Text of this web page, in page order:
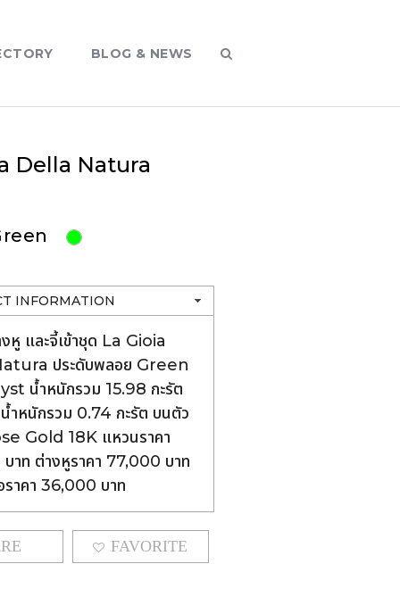
BLOG & NEWS
Della Natura
INFORMATION
หู และจี้เข้าชุด La Gioia
ประดับพลอย Green
น้ำหนักรวม 15.98 กะรัต
ำหนักรวม 0.74 กะรัต บนตัว
Gold 18K แหวนราคา
าท ต่างหูราคา 77,000 บาท
ราคา 36,000 บาท
FAVORITE